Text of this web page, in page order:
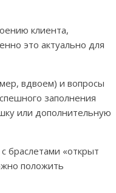
клиента,
это актуально для
вдвоем) и вопросы
заполнения
или дополнительную
браслетами «открыт
положить